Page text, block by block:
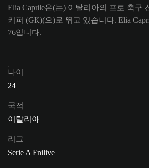
Elia Caprile은(는) 이탈리아의 프로 축구
키퍼 (GK)(으)로 뛰고 있습니다. Elia
76입니다.
나이
24
국적
이탈리아
리그
Serie A Enilive